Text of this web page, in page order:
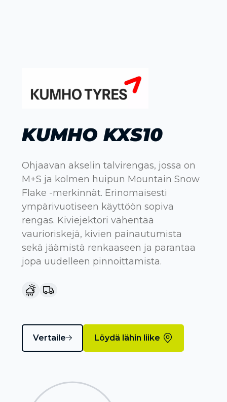
KUMHO KXS10
Ohjaavan akselin talvirengas, jossa on
M+S ja kolmen huipun Mountain Snow
Flake -merkinnät. Erinomaisesti
ympärivuotiseen käyttöön sopiva
rengas. Kiviejektori vähentää
vaurioriskejä, kivien painautumista
sekä jäämistä renkaaseen ja parantaa
jopa uudelleen pinnoittamista.
Vertaile Löydä lähin liike